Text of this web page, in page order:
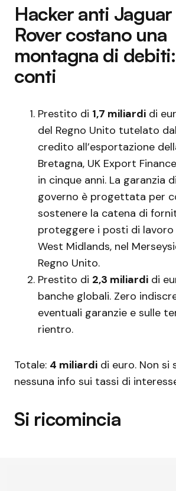
Hacker anti
Rover costano una
montagna di
conti
Prestito di 1,7 miliardi di
del Regno Unito tutelato
credito all’esportazione
Bretagna, UK Export
in cinque anni. La garanzia
governo è progettata per
sostenere la catena di
proteggere i posti di
West Midlands, nel
Regno Unito.
Prestito di 2,3 miliardi di
banche globali. Zero
eventuali garanzie e sulle
rientro.
Totale: 4 miliardi di euro. Non si
nessuna info sui tassi di
Si ricomincia